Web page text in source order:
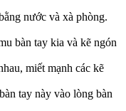
nước và xà phòng.
bàn tay kia và kẽ ngón
miết mạnh các kẽ
tay này vào lòng bàn